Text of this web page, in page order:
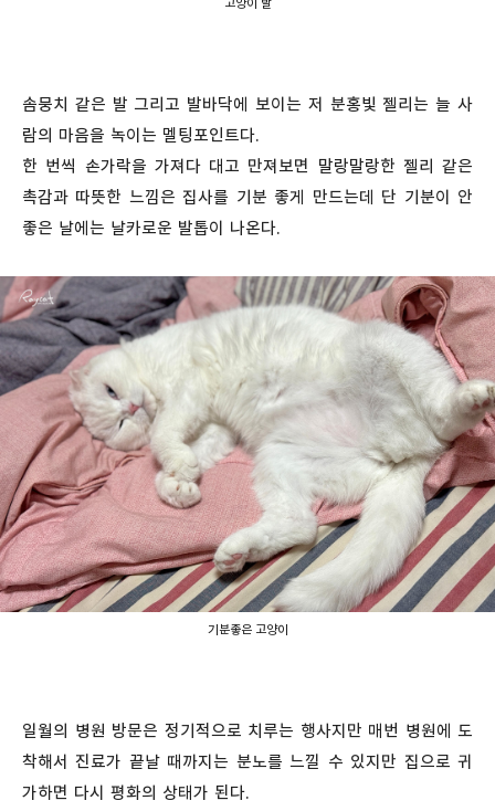
솜뭉치 같은 발 그리고 발바닥에 보이는 저 분홍빛 젤리는 늘 사
람의 마음을 녹이는 멜팅포인트다.
한 번씩 손가락을 가져다 대고 만져보면 말랑말랑한 젤리 같은
촉감과 따뜻한 느낌은 집사를 기분 좋게 만드는데 단 기분이 안
좋은 날에는 날카로운 발톱이 나온다.
기분좋은 고양이
일월의 병원 방문은 정기적으로 치루는 행사지만 매번 병원에 도
착해서 진료가 끝날 때까지는 분노를 느낄 수 있지만 집으로 귀
가하면 다시 평화의 상태가 된다.